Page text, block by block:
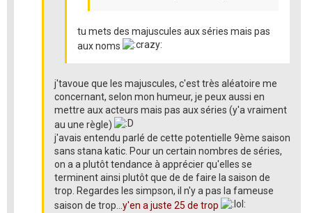
tu mets des majuscules aux séries mais pas
aux noms
j'tavoue que les majuscules, c'est très aléatoire me
concernant, selon mon humeur, je peux aussi en
mettre aux acteurs mais pas aux séries (y'a vraiment
au une règle)
j'avais entendu parlé de cette potentielle 9ème saison
sans stana katic. Pour un certain nombres de séries,
on a a plutôt tendance à apprécier qu'elles se
terminent ainsi plutôt que de de faire la saison de
trop. Regardes les simpson, il n'y a pas la fameuse
saison de trop... y'en a juste 25 de trop